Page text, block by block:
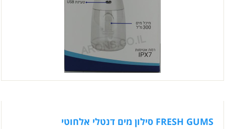
FRESH GUMS סילון מים דנטלי אלחוטי